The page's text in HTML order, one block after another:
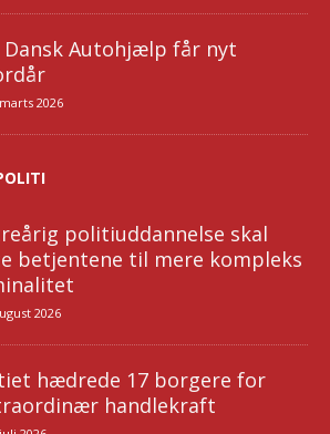
Dansk Autohjælp får nyt
2026
politiuddannelse skal
betjentene til mere kompleks
2026
hædrede 17 borgere for
handlekraft